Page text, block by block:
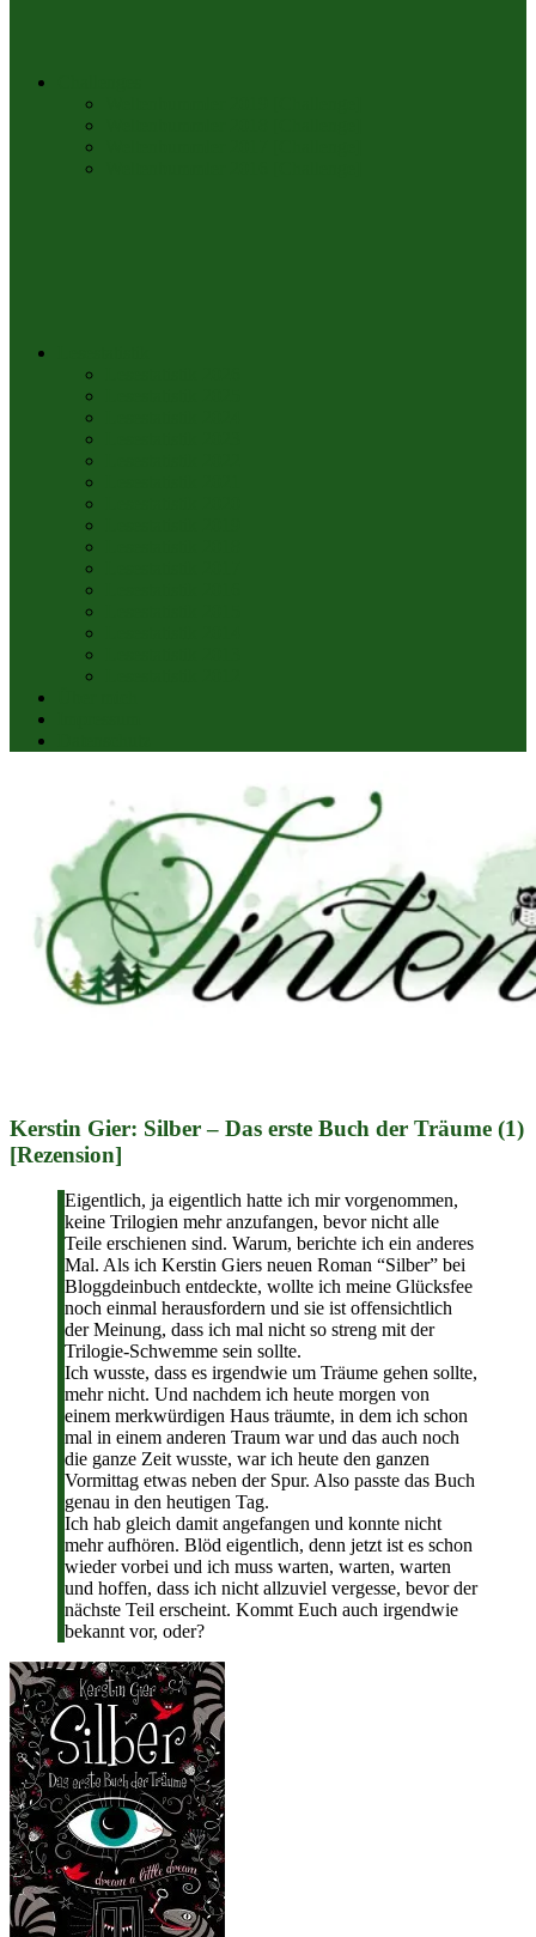
Kerstin Gier: Silber – Das erste Buch der Träume (1)
[Rezension]
Eigentlich, ja eigentlich hatte ich mir vorgenommen,
keine Trilogien mehr anzufangen, bevor nicht alle
Teile erschienen sind. Warum, berichte ich ein anderes
Mal. Als ich Kerstin Giers neuen Roman “Silber” bei
Bloggdeinbuch entdeckte, wollte ich meine Glücksfee
noch einmal herausfordern und sie ist offensichtlich
der Meinung, dass ich mal nicht so streng mit der
Trilogie-Schwemme sein sollte.
Ich wusste, dass es irgendwie um Träume gehen sollte,
mehr nicht. Und nachdem ich heute morgen von
einem merkwürdigen Haus träumte, in dem ich schon
mal in einem anderen Traum war und das auch noch
die ganze Zeit wusste, war ich heute den ganzen
Vormittag etwas neben der Spur. Also passte das Buch
genau in den heutigen Tag.
Ich hab gleich damit angefangen und konnte nicht
mehr aufhören. Blöd eigentlich, denn jetzt ist es schon
wieder vorbei und ich muss warten, warten, warten
und hoffen, dass ich nicht allzuviel vergesse, bevor der
nächste Teil erscheint. Kommt Euch auch irgendwie
bekannt vor, oder?